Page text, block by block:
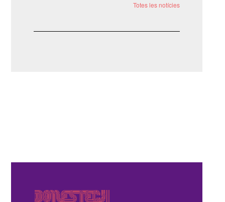
Totes les notícies